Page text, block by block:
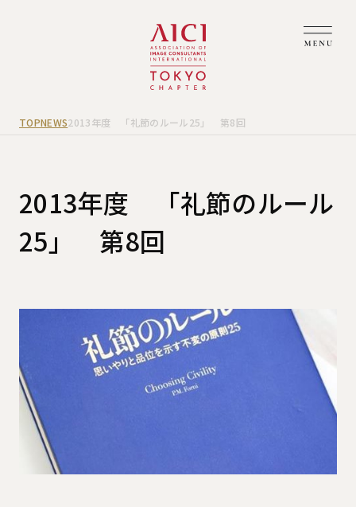
TOPNEWS2013年度 「礼節のルール25」 第8回
2013年度 「礼節のルール
25」 第8回